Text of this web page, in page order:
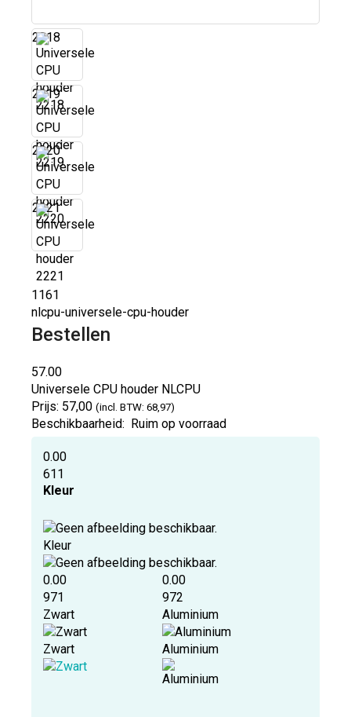
2218
2219
2220
2221
1161
nlcpu-universele-cpu-houder
Bestellen
57.00
Universele CPU houder NLCPU
Prijs: 57,00 (incl. BTW: 68,97)
Beschikbaarheid: Ruim op voorraad
0.00
611
Kleur
Kleur
0.00
971
Zwart
Zwart
0.00
972
Aluminium
Aluminium